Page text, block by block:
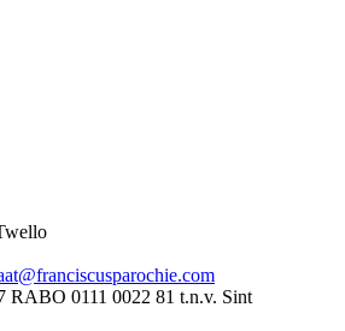
RABO 0111 0022 81 t.n.v. Sint